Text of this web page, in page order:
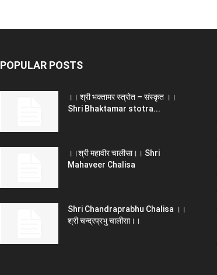
POPULAR POSTS
।। श्री भक्तामर स्त्रोत – संस्कृत ।।
Shri Bhaktamar stotra...
।।श्री महावीर चालीसा।। Shri
Mahaveer Chalisa
Shri Chandraprabhu Chalisa ।।
श्री चन्द्रप्रभु चालीसा।।